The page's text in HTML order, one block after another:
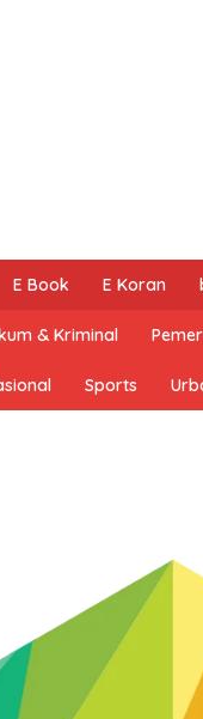
E Book E Koran
& Kriminal
Sports